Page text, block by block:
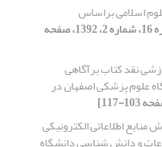
اسلامی براساس
[دوره 16، شماره 2، 1392، صفحه
نقد کتاب برآگاهی
علوم پزشکی اصفهان در
منابع اطلاعاتی الکترونیکی
و دانش شناسی دانشگاه